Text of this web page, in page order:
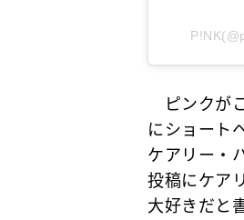
ピンクが
にショート
ケアリー・
投稿にケア
大好きだと